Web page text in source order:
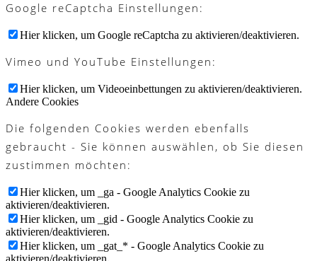
Google reCaptcha Einstellungen:
Hier klicken, um Google reCaptcha zu aktivieren/deaktivieren.
Vimeo und YouTube Einstellungen:
Hier klicken, um Videoeinbettungen zu aktivieren/deaktivieren.
Andere Cookies
Die folgenden Cookies werden ebenfalls
gebraucht - Sie können auswählen, ob Sie diesen
zustimmen möchten:
Hier klicken, um _ga - Google Analytics Cookie zu
aktivieren/deaktivieren.
Hier klicken, um _gid - Google Analytics Cookie zu
aktivieren/deaktivieren.
Hier klicken, um _gat_* - Google Analytics Cookie zu
aktivieren/deaktivieren.